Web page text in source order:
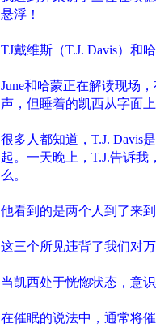
悬浮！
TJ戴维斯（T.J. Davis）和
June和哈蒙正在解读现场
声，但睡着的凯西从字面
很多人都知道， T.J. Davis是
起。一天晚上， T.J.告诉我
么。
他看到的是两个人到了来
这三个所见违背了我们对
当凯西处于恍惚状态，意
在催眠的说法中，通常将